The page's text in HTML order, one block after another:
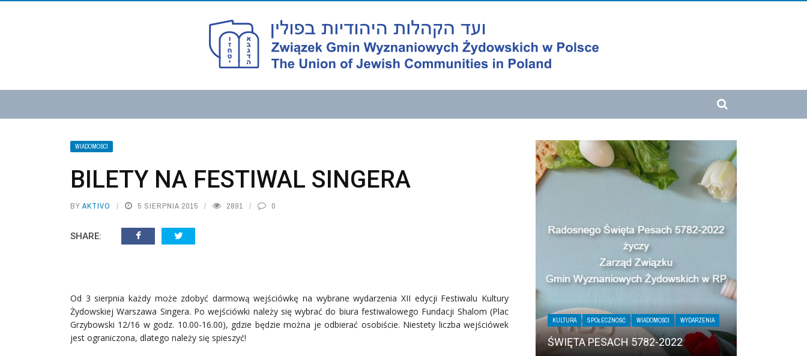
WIADOMOŚCI
BILETY NA FESTIWAL SINGERA
BY AKTIVO 5 SIERPNIA 2015 2891 0
SHARE:
Od 3 sierpnia każdy może zdobyć darmową wejściówkę na wybrane wydarzenia XII edycji Festiwalu Kultury
Żydowskiej Warszawa Singera. Po wejściówki należy się wybrać do biura festiwalowego Fundacji Shalom (Plac
Grzybowski 12/16 w godz. 10.00-16.00), gdzie będzie można je odbierać osobiście. Niestety liczba wejściówek
jest ograniczona, dlatego należy się spieszyć!
KULTURA SPOŁECZNOŚĆ WIADOMOŚCI WYDARZENIA
ŚWIĘTA PESACH 5782-2022